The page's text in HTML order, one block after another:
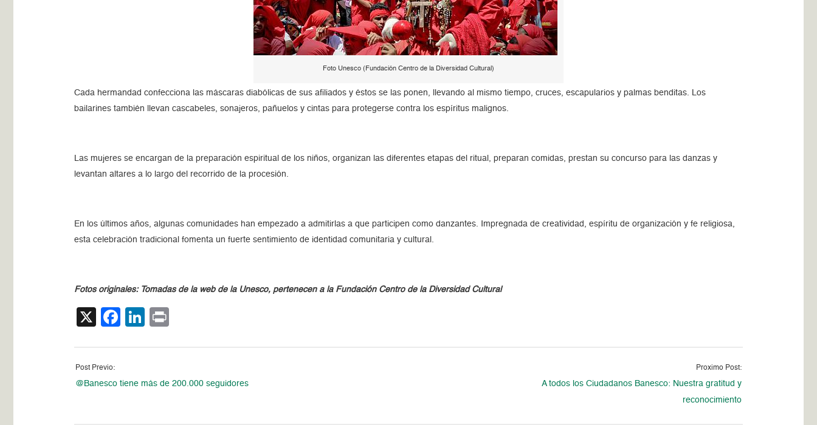
Foto Unesco (Fundación Centro de la Diversidad Cultural)
Cada hermandad confecciona las máscaras diabólicas de sus afiliados y éstos se las ponen, llevando al mismo tiempo, cruces, escapularios y palmas benditas. Los
bailarines también llevan cascabeles, sonajeros, pañuelos y cintas para protegerse contra los espíritus malignos.
Las mujeres se encargan de la preparación espiritual de los niños, organizan las diferentes etapas del ritual, preparan comidas, prestan su concurso para las danzas y
levantan altares a lo largo del recorrido de la procesión.
En los últimos años, algunas comunidades han empezado a admitirlas a que participen como danzantes. Impregnada de creatividad, espíritu de organización y fe religiosa,
esta celebración tradicional fomenta un fuerte sentimiento de identidad comunitaria y cultural.
Fotos originales: Tomadas de la web de la Unesco, pertenecen a la Fundación Centro de la Diversidad Cultural
X Facebook
LinkedIn
Post Previo:
@Banesco tiene más de 200.000 seguidores
Proximo Post:
A todos los Ciudadanos Banesco: Nuestra gratitud y
reconocimiento